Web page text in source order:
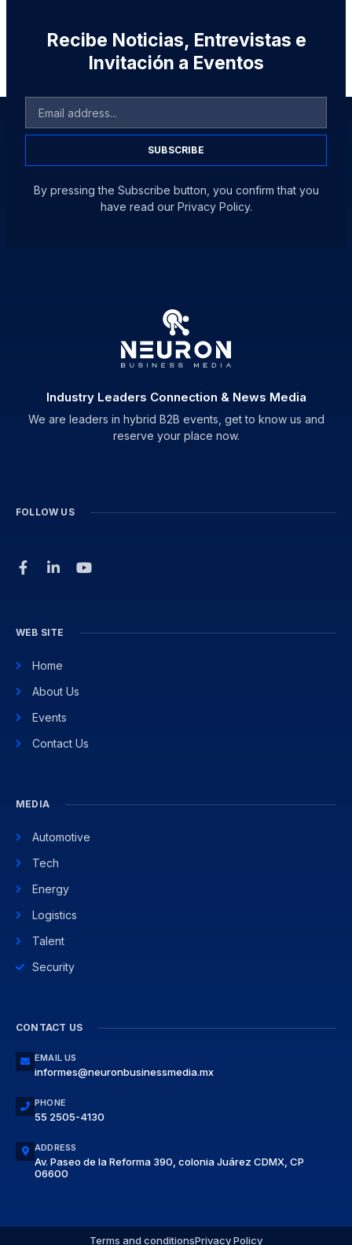
Recibe Noticias, Entrevistas e
Invitación a Eventos
SUBSCRIBE
By pressing the Subscribe button, you confirm that you
have read our Privacy Policy.
Industry Leaders Connection & News Media
We are leaders in hybrid B2B events, get to know us and
reserve your place now.
FOLLOW US
WEB SITE
Home
About Us
Events
Contact Us
MEDIA
Automotive
Tech
Energy
Logistics
Talent
Security
CONTACT US
EMAIL US
informes@neuronbusinessmedia.mx
PHONE
55 2505-4130
ADDRESS
Av. Paseo de la Reforma 390, colonia Juárez CDMX, CP
06600
Terms and conditionsPrivacy Policy